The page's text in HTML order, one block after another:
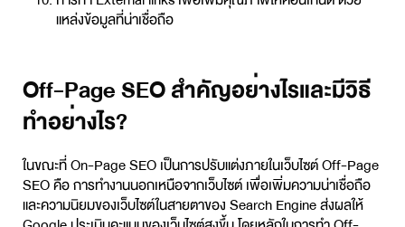
แหล่งข้อมูลที่น่าเชื่อถือ
Off-Page SEO สำคัญอย่างไรและมีวิธี
ทำอย่างไร?
ในขณะที่ On-Page SEO เป็นการปรับแต่งภายในเว็บไซต์ Off-Page
SEO คือ การทำงานนอกเหนือจากเว็บไซต์ เพื่อเพิ่มความน่าเชื่อถือ
และความนิยมของเว็บไซต์ในสายตาของ Search Engine ส่งผลให้